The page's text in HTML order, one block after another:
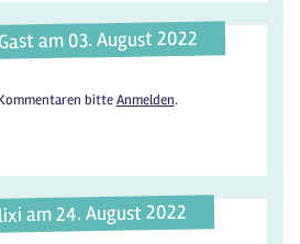
am 03. August 2022
bitteAnmelden.
am 24. August 2022